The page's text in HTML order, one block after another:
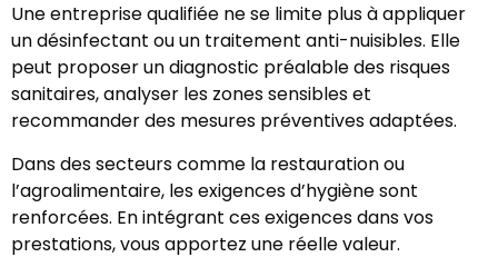
Une entreprise qualifiée ne se limite plus à appliquer
un désinfectant ou un traitement anti-nuisibles. Elle
peut proposer un diagnostic préalable des risques
sanitaires, analyser les zones sensibles et
recommander des mesures préventives adaptées.
Dans des secteurs comme la restauration ou
l’agroalimentaire, les exigences d’hygiène sont
renforcées. En intégrant ces exigences dans vos
prestations, vous apportez une réelle valeur.